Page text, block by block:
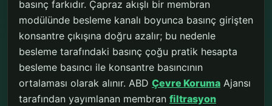
basınç farkıdır. Çapraz akışlı bir membran
modülünde besleme kanalı boyunca basınç girişten
konsantre çıkışına doğru azalır; bu nedenle
besleme tarafındaki basınç çoğu pratik hesapta
besleme basıncı ile konsantre basıncının
ortalaması olarak alınır. ABD Çevre Koruma Ajansı
tarafından yayımlanan membran filtrasyon